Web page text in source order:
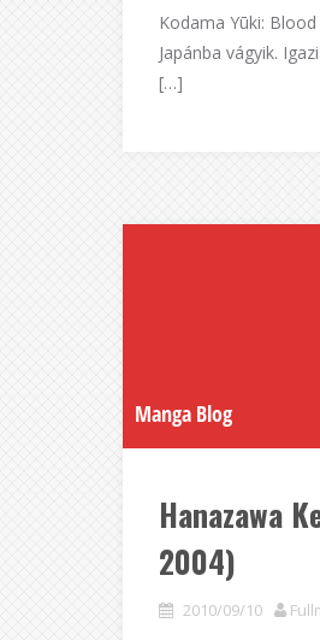
Kodama Yūki:
Japánba vágyik.
[…]
Manga Blog
Hanazawa
2004)
2010/09/10